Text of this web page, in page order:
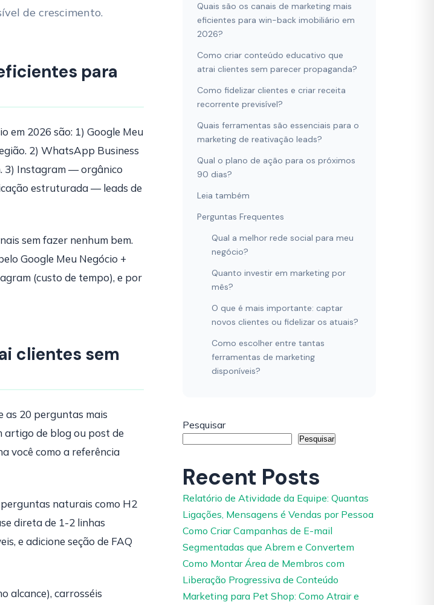
de crescimento.
para
em 2026 são: 1) Google Meu
2) WhatsApp Business
3) Instagram — orgânico
estruturada — leads de
sem fazer nenhum bem.
Google Meu Negócio +
(custo de tempo), e por
clientes sem
as 20 perguntas mais
artigo de blog ou post de
você como a referência
perguntas naturais como H2
direta de 1-2 linhas
e adicione seção de FAQ
alcance), carrosséis
Quais são os canais de marketing mais
eficientes para win-back imobiliário em
2026?
Como criar conteúdo educativo que
atrai clientes sem parecer propaganda?
Como fidelizar clientes e criar receita
recorrente previsível?
Quais ferramentas são essenciais para o
marketing de reativação leads?
Qual o plano de ação para os próximos
90 dias?
Leia também
Perguntas Frequentes
Qual a melhor rede social para meu
negócio?
Quanto investir em marketing por
mês?
O que é mais importante: captar
novos clientes ou fidelizar os atuais?
Como escolher entre tantas
ferramentas de marketing
disponíveis?
Pesquisar
Pesquisar
Recent Posts
Relatório de Atividade da Equipe: Quantas
Ligações, Mensagens é Vendas por Pessoa
Como Criar Campanhas de E-mail
Segmentadas que Abrem e Convertem
Como Montar Área de Membros com
Liberação Progressiva de Conteúdo
Marketing para Pet Shop: Como Atrair e